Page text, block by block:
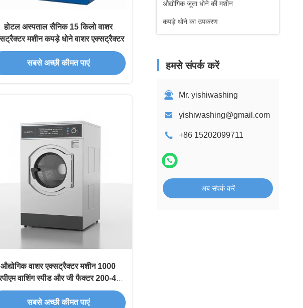
औद्योगिक जूता धोने की मशीन
कपड़े धोने का उपकरण
हमसे संपर्क करें
Mr. yishiwashing
yishiwashing@gmail.com
+86 15202099711
अब संपर्क करें
होटल अस्पताल सैनिक 15 किलो वाशर
मशीन कपड़े धोने वाशर एक्सट्रैक्टर
सबसे अच्छी कीमत पाएं
औद्योगिक वाशर एक्सट्रैक्टर मशीन 1000
वाशिंग स्पीड और जी फैक्टर 200-400
प्रति चक्र 50-150 लीटर के
लिए
सबसे अच्छी कीमत पाएं